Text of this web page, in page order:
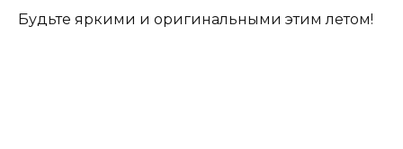
Будьте яркими и оригинальными этим летом!